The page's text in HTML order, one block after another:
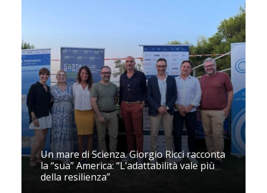
Un mare di Scienza. Giorgio Ricci racconta
la “sua” America: “L’adattabilità vale più
della resilienza”